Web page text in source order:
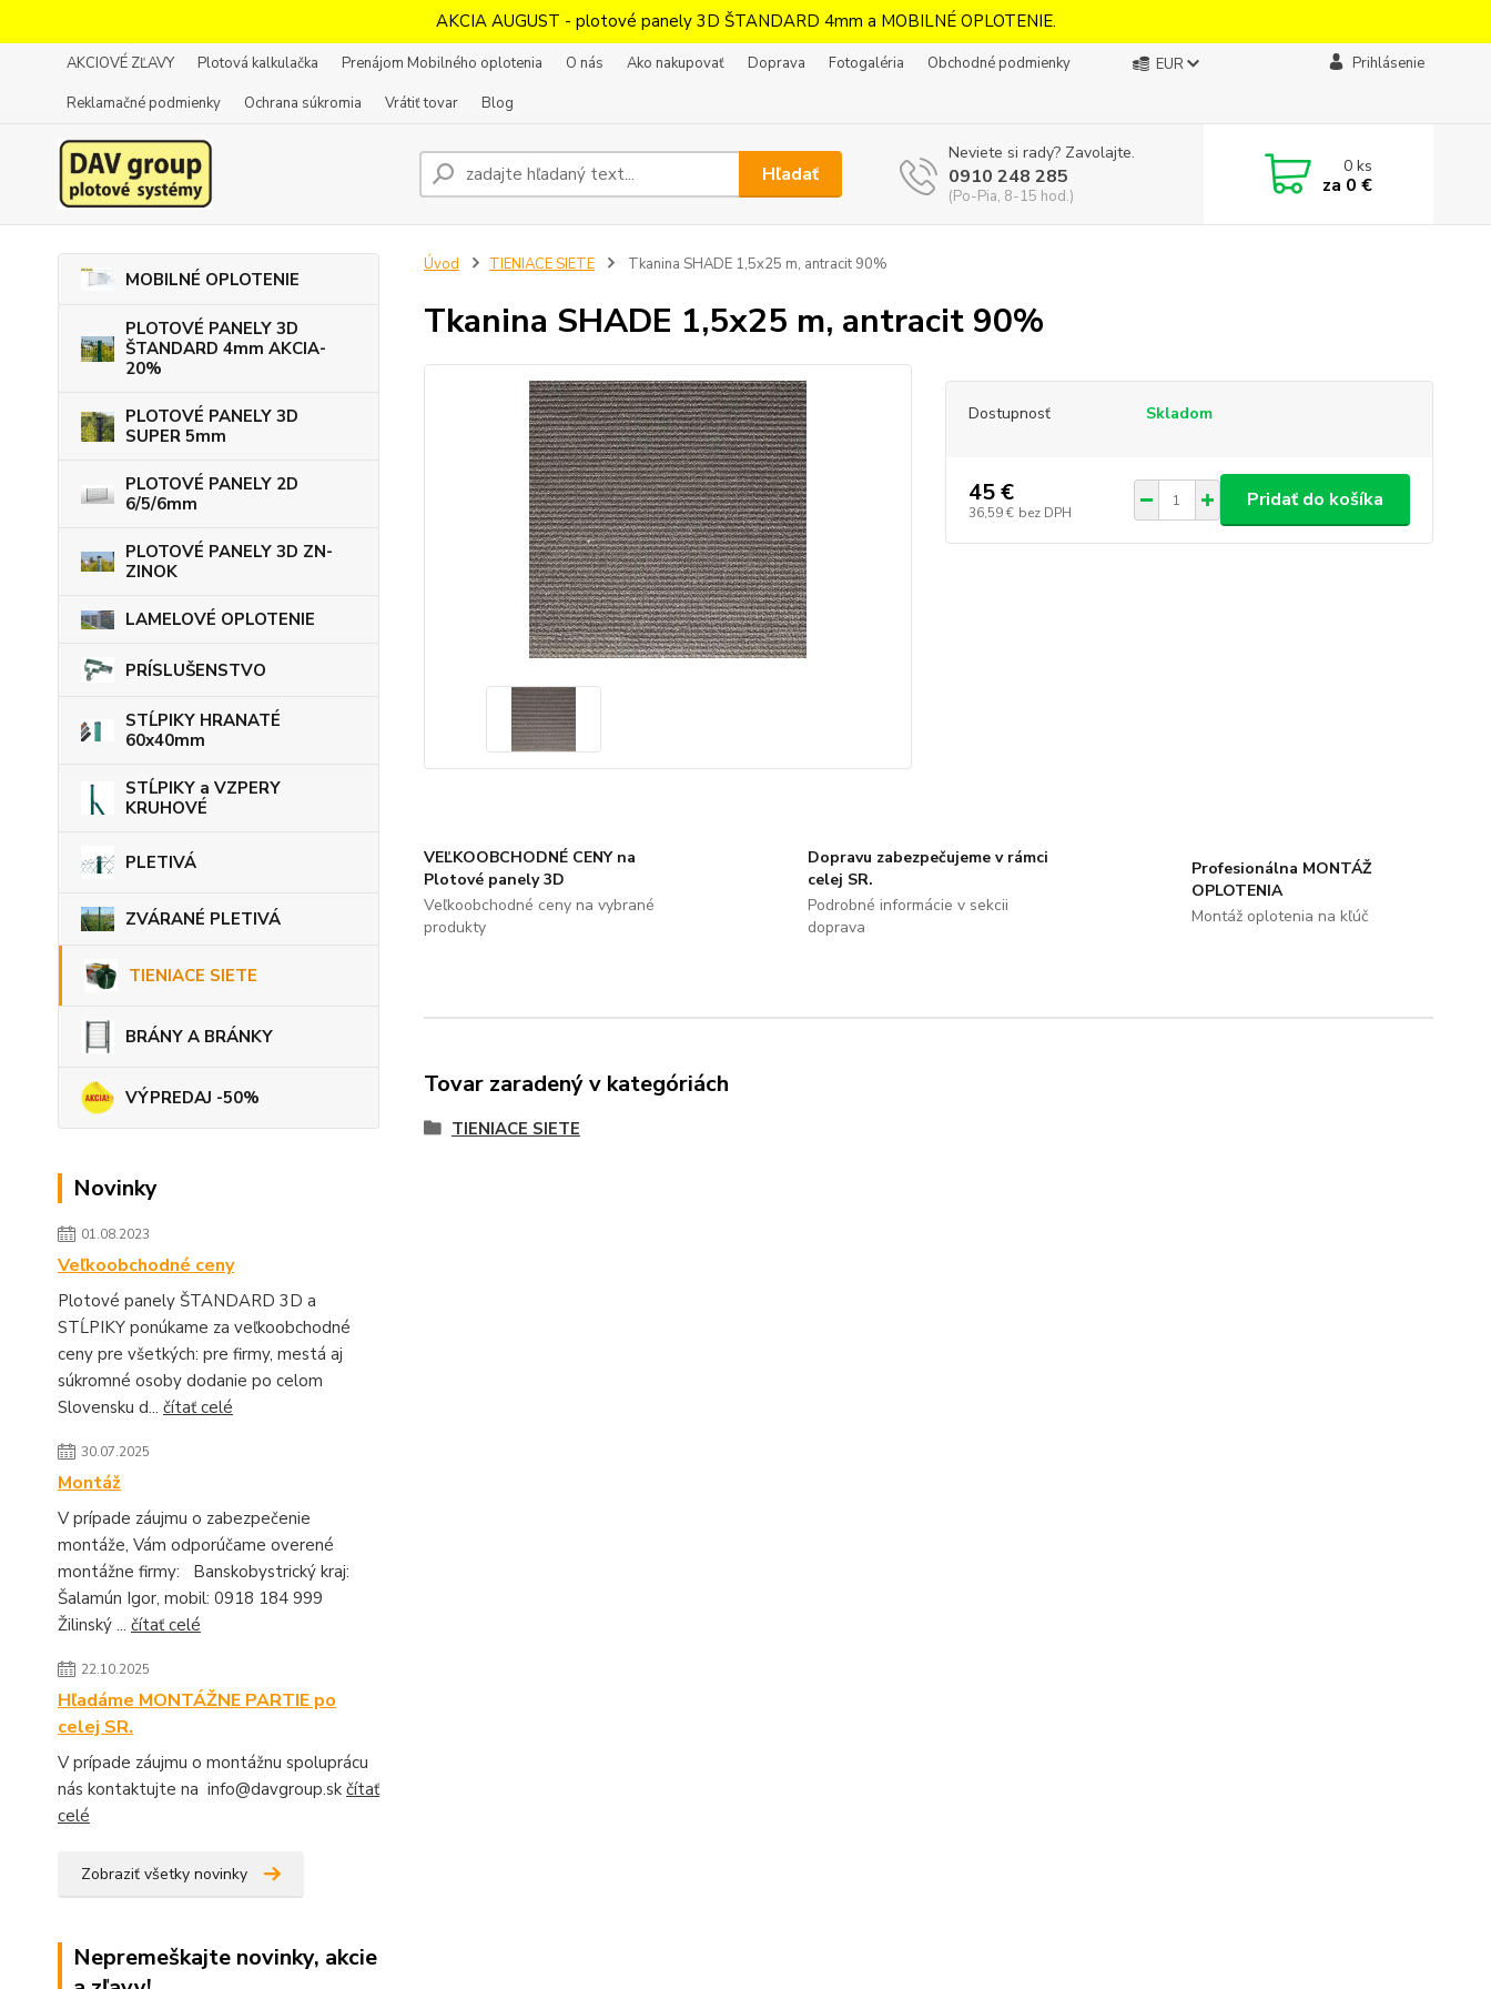
AKCIA AUGUST - plotové panely 3D ŠTANDARD 4mm a MOBILNÉ OPLOTENIE.
AKCIOVÉ ZĽAVY Plotová kalkulačka Prenájom Mobilného oplotenia O nás Ako nakupovať Doprava Fotogaléria
Obchodné podmienky
Reklamačné podmienky
Ochrana súkromia Vrátiť tovar Blog
EUR Prihlásenie
Hľadať
Neviete si rady? Zavolajte.
0910 248 285
(Po-Pia, 8-15 hod.)
0ks
za 0 €
MOBILNÉ OPLOTENIE
PLOTOVÉ PANELY 3D
ŠTANDARD 4mm AKCIA-
20%
PLOTOVÉ PANELY 3D
SUPER 5mm
PLOTOVÉ PANELY 2D
6/5/6mm
PLOTOVÉ PANELY 3D ZN-
ZINOK
LAMELOVÉ OPLOTENIE
PRÍSLUŠENSTVO
STĹPIKY HRANATÉ
60x40mm
STĹPIKY a VZPERY
KRUHOVÉ
PLETIVÁ
ZVÁRANÉ PLETIVÁ
TIENIACE SIETE
BRÁNY A BRÁNKY
VÝPREDAJ -50%
Novinky
01.08.2023
Veľkoobchodné ceny
Plotové panely ŠTANDARD 3D a
STĹPIKY ponúkame za veľkoobchodné
ceny pre všetkých: pre firmy, mestá aj
súkromné osoby dodanie po celom
Slovensku d... čítať celé
30.07.2025
Montáž
V prípade záujmu o zabezpečenie
montáže, Vám odporúčame overené
montážne firmy: Banskobystrický kraj:
Šalamún Igor, mobil: 0918 184 999
Žilinský ... čítať celé
22.10.2025
Hľadáme MONTÁŽNE PARTIE po
celej SR.
V prípade záujmu o montážnu spoluprácu
nás kontaktujte na info@davgroup.sk čítať
celé
Zobraziť všetky novinky
Nepremeškajte novinky, akcie
Úvod TIENIACE SIETE Tkanina SHADE 1,5x25 m, antracit 90%
Tkanina SHADE 1,5x25 m, antracit 90%
Dostupnosť Skladom
45 €
36,59 € bez DPH
Pridať do košíka
VEĽKOOBCHODNÉ CENY na
Plotové panely 3D
Veľkoobchodné ceny na vybrané
produkty
Dopravu zabezpečujeme v rámci
celej SR.
Podrobné informácie v sekcii
doprava
Profesionálna MONTÁŽ
OPLOTENIA
Montáž oplotenia na kľúč
Tovar zaradený v kategóriách
TIENIACE SIETE